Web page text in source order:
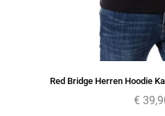
Red Bridge Herren Hoodie
€